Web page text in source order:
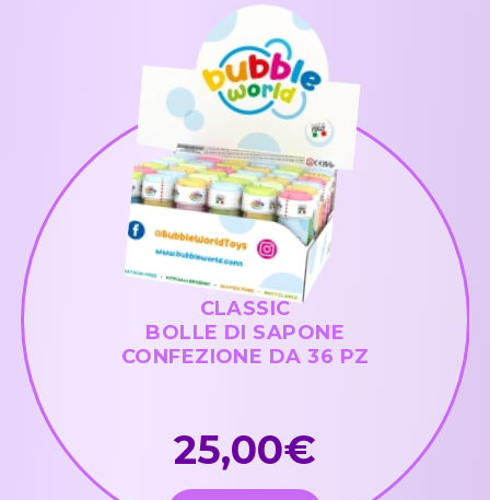
CLASSIC
BOLLE DI SAPONE
CONFEZIONE DA 36 PZ
25,00€